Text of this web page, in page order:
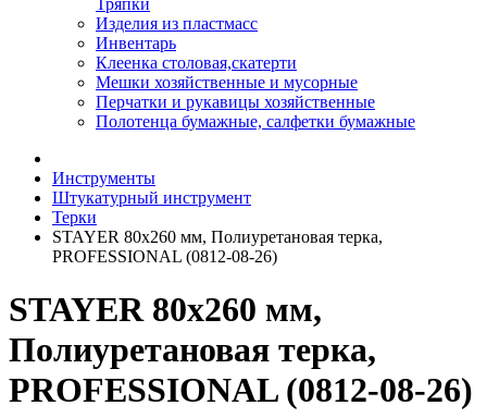
Тряпки
Изделия из пластмасс
Инвентарь
Клеенка столовая,скатерти
Мешки хозяйственные и мусорные
Перчатки и рукавицы хозяйственные
Полотенца бумажные, салфетки бумажные
Инструменты
Штукатурный инструмент
Терки
STAYER 80x260 мм, Полиуретановая терка,
PROFESSIONAL (0812-08-26)
STAYER 80x260 мм,
Полиуретановая терка,
PROFESSIONAL (0812-08-26)